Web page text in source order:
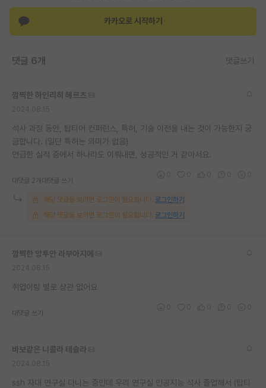
장학금/장학생 게시판
학술 정보 게시판
홍보 게시판
이벤트
반도체 아카데미
재팬라운지 🌸
카카오로 시작하기
댓글 6개 댓글쓰기
깜찍한 하인리히 헤르츠
석사 과정 동안, 탑티어 컨퍼런스, 특허, 기술 이전을 내는 것이 가능한지 궁
금합니다. (일단 특허는 의미가 없음)
언급한 실적 중에서 하나라도 이뤄내면, 성공적인 거 같아서요.
대댓글 2개 대댓글 쓰기
해당 댓글을 보려면 로그인이 필요합니다. 로그인하기
해당 댓글을 보려면 로그인이 필요합니다. 로그인하기
깜찍한 앙투안 라부아지에
취업이랑 별로 상관 없어요
대댓글 쓰기
바보같은 니콜라 테슬라
ssh 자대 연구실 다니는 중인데 우리 연구실 인공지능 석사 졸업해서 (탑티